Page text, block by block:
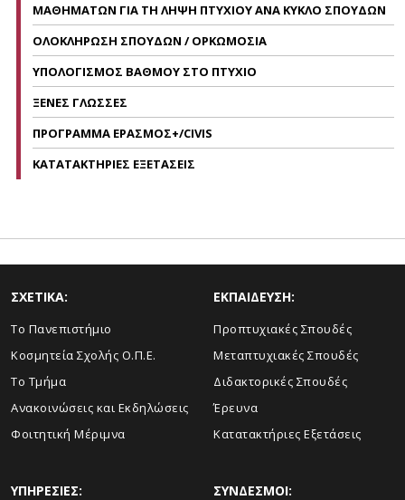
ΜΑΘΗΜΑΤΩΝ ΓΙΑ ΤΗ ΛΗΨΗ ΠΤΥΧΙΟΥ ΑΝΑ ΚΥΚΛΟ ΣΠΟΥΔΩΝ
ΟΛΟΚΛΗΡΩΣΗ ΣΠΟΥΔΩΝ / ΟΡΚΩΜΟΣΙΑ
ΥΠΟΛΟΓΙΣΜΟΣ ΒΑΘΜΟΥ ΣΤΟ ΠΤΥΧΙΟ
ΞΕΝΕΣ ΓΛΩΣΣΕΣ
ΠΡΟΓΡΑΜΜΑ ΕΡΑΣΜΟΣ+/CIVIS
ΚΑΤΑΤΑΚΤΗΡΙΕΣ ΕΞΕΤΑΣΕΙΣ
ΣΧΕΤΙΚΑ:
Το Πανεπιστήμιο
Κοσμητεία Σχολής Ο.Π.Ε.
Το Τμήμα
Ανακοινώσεις και Εκδηλώσεις
Φοιτητική Μέριμνα
ΕΚΠΑΙΔΕΥΣΗ:
Προπτυχιακές Σπουδές
Μεταπτυχιακές Σπουδές
Διδακτορικές Σπουδές
Έρευνα
Κατατακτήριες Εξετάσεις
ΥΠΗΡΕΣΙΕΣ: ΣΥΝΔΕΣΜΟΙ: